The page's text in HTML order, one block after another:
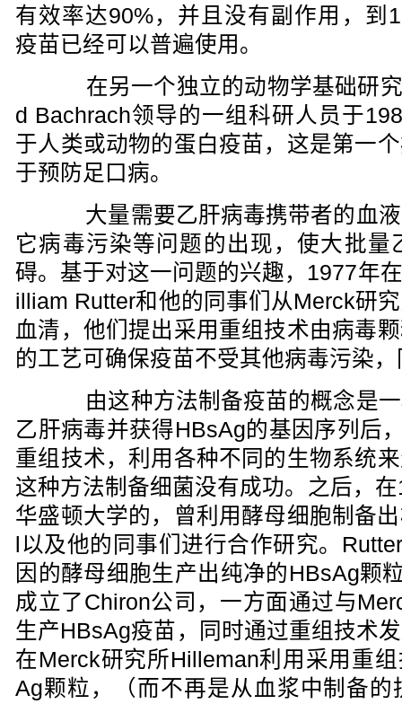
有效率达90%，并且没有副作用，到
疫苗已经可以普遍使用。
在另一个独立的动物学基础研究
d Bachrach领导的一组科研人员于
于人类或动物的蛋白疫苗，这是第一
于预防足口病。
大量需要乙肝病毒携带者的血液
它病毒污染等问题的出现，使大批量
碍。基于对这一问题的兴趣，1977年
illiam Rutter和他的同事们从Merck研
血清，他们提出采用重组技术由病毒
的工艺可确保疫苗不受其他病毒污染
由这种方法制备疫苗的概念是一
乙肝病毒并获得HBsAg的基因序列后
重组技术，利用各种不同的生物系统
这种方法制备细菌没有成功。之后，
华盛顿大学的，曾利用酵母细胞制备
l以及他的同事们进行合作研究。
因的酵母细胞生产出纯净的HBsAg颗
成立了Chiron公司，一方面通过与
生产HBsAg疫苗，同时通过重组技术
在Merck研究所Hilleman利用采用重
Ag颗粒，（而不再是从血浆中制备